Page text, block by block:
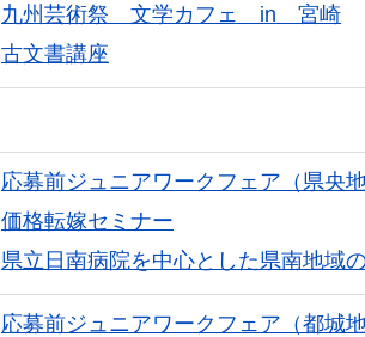
九州芸術祭 文学カフェ in 宮崎
古文書講座
応募前ジュニアワークフェア（県央
価格転嫁セミナー
県立日南病院を中心とした県南地域
応募前ジュニアワークフェア（都城